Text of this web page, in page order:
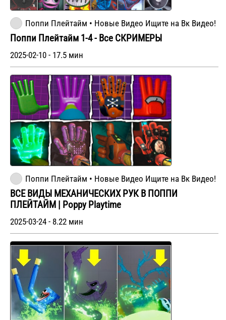
Поппи Плейтайм • Новые Видео Ищите на Вк Видео!
Поппи Плейтайм 1-4 - Все СКРИМЕРЫ
2025-02-10 - 17.5 мин
Поппи Плейтайм • Новые Видео Ищите на Вк Видео!
ВСЕ ВИДЫ МЕХАНИЧЕСКИХ РУК В ПОППИ
ПЛЕЙТАЙМ | Poppy Playtime
2025-03-24 - 8.22 мин